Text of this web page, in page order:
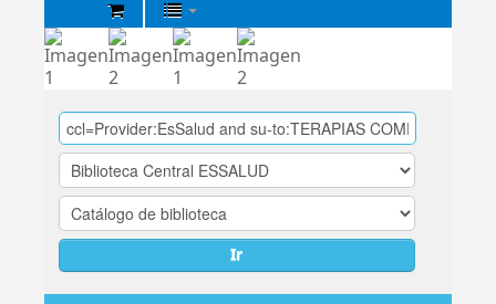
Biblioteca
Central
EsSalud
Ir